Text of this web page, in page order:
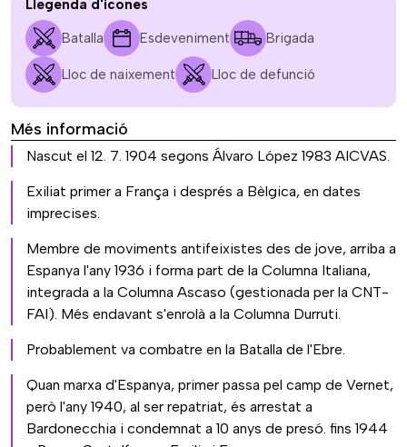
Llegenda d'icones
Batalla Esdeveniment Brigada
Lloc de naixement Lloc de defunció
Més informació
Nascut el 12. 7. 1904 segons Álvaro López 1983 AICVAS.
Exiliat primer a França i després a Bèlgica, en dates
imprecises.
Membre de moviments antifeixistes des de jove, arriba a
Espanya l'any 1936 i forma part de la Columna Italiana,
integrada a la Columna Ascaso (gestionada per la CNT-
FAI). Més endavant s'enrolà a la Columna Durruti.
Probablement va combatre en la Batalla de l'Ebre.
Quan marxa d'Espanya, primer passa pel camp de Vernet,
però l'any 1940, al ser repatriat, és arrestat a
Bardonecchia i condemnat a 10 anys de presó. fins 1944